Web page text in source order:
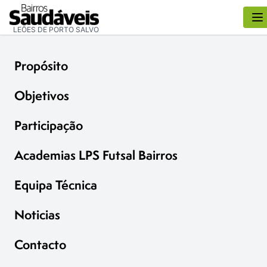
LEÕES DE PORTO SALVO
Propósito
Objetivos
Participação
Academias LPS Futsal Bairros
Equipa Técnica
Noticias
Contacto